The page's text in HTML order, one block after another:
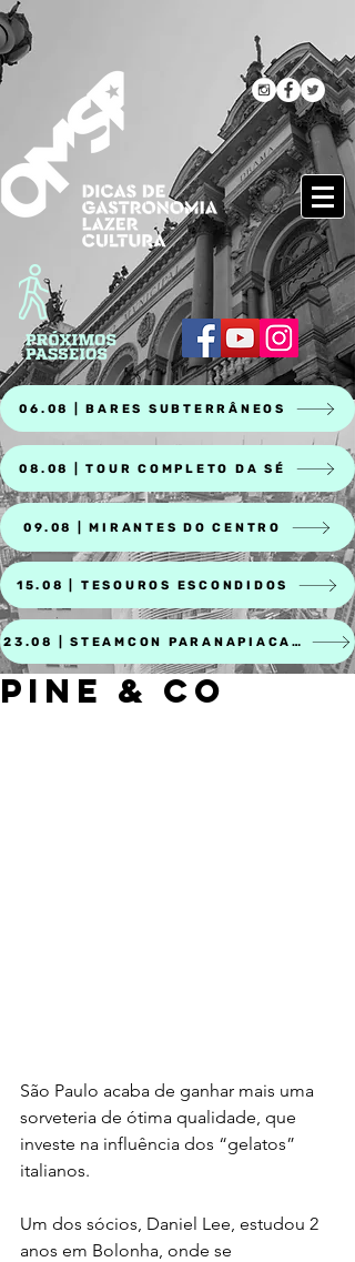
06.08 | BARES SUBTERRÂNEOS
08.08 | TOUR COMPLETO DA SÉ
09.08 | MIRANTES DO CENTRO
15.08 | TESOUROS ESCONDIDOS
23.08 | STEAMCON PARANAPIACABA
Pine & Co
São Paulo acaba de ganhar mais uma
sorveteria de ótima qualidade, que
investe na influência dos “gelatos”
italianos.
Um dos sócios, Daniel Lee, estudou 2
anos em Bolonha, onde se